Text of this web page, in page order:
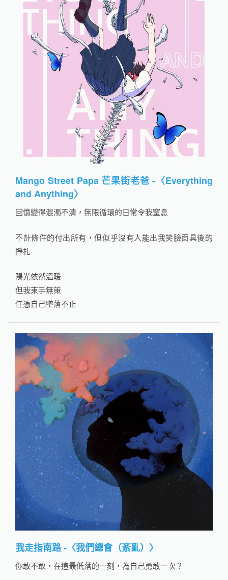
Mango Street Papa 芒果街老爸 -〈Everything
and Anything〉
回憶變得混濁不清，無限循環的日常令我窒息
不計條件的付出所有，但似乎沒有人能出我笑臉面具後的
掙扎
陽光依然溫暖
但我束手無策
任憑自己墜落不止
我走指南路 -〈我們總會（紊亂）〉
你敢不敢，在這最低落的一刻，為自己勇敢一次？